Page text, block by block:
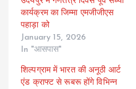
कार्यक्रम का जिम्मा एमजीजीएस
पहाड़ा को
January 15, 2026
In "आसपास"
शिल्पग्राम में भारत की अनूठी आर्ट
एंड क्राफ्ट से रूबरू होंगे विभिन्न